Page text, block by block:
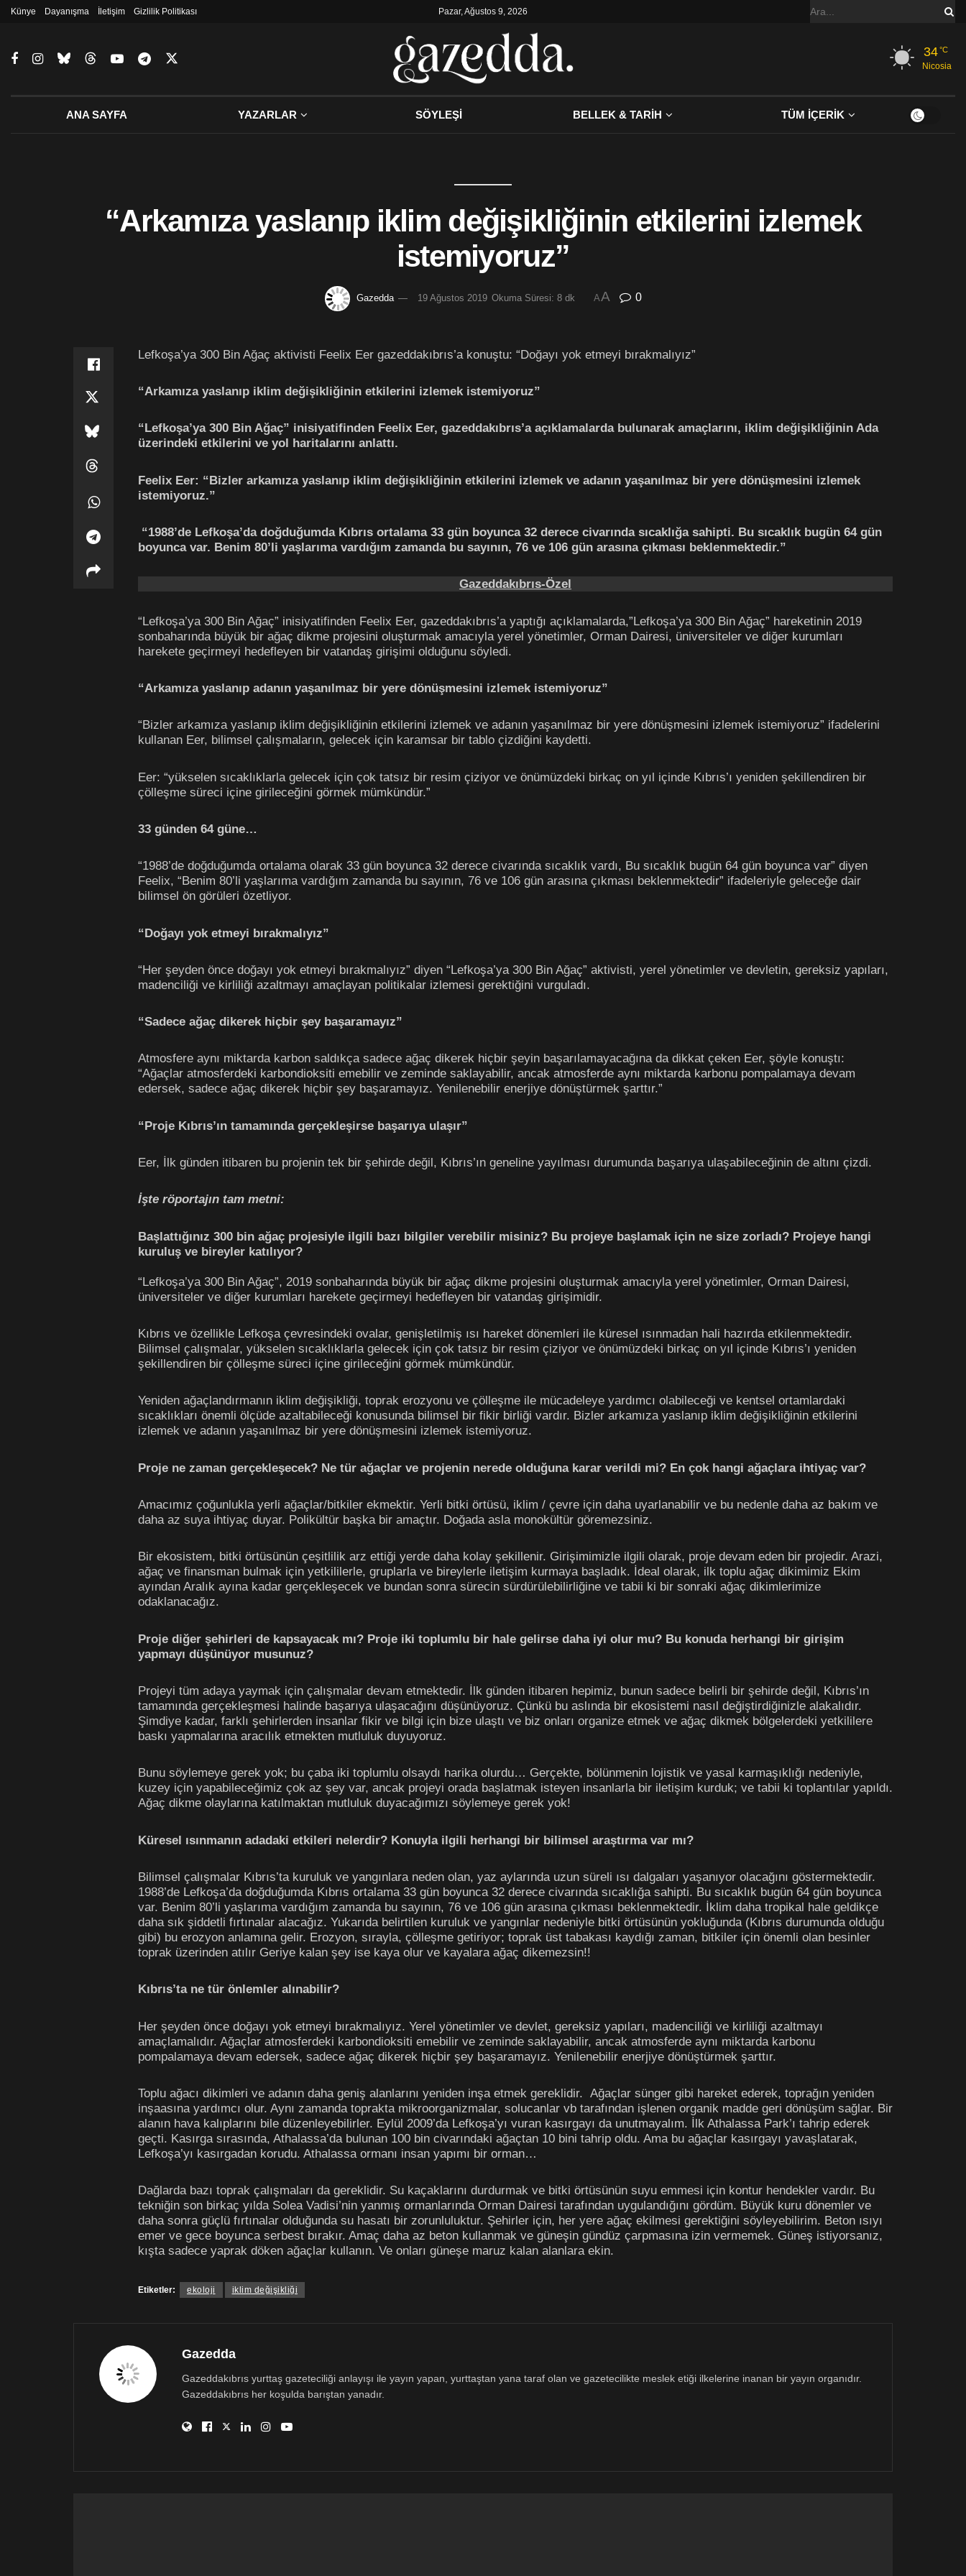
Künye Dayanışma İletişim Gizlilik Politikası Pazar, Ağustos 9, 2026
34°C
Nicosia
ANA SAYFA YAZARLAR SÖYLEŞİ BELLEK & TARİH TÜM İÇERİK
“Arkamıza yaslanıp iklim değişikliğinin etkilerini izlemek
istemiyoruz”
Gazedda 19 Ağustos 2019 Okuma Süresi: 8 dk AA 0
Lefkoşa’ya 300 Bin Ağaç aktivisti Feelix Eer gazeddakıbrıs’a konuştu: “Doğayı yok etmeyi bırakmalıyız”
“Arkamıza yaslanıp iklim değişikliğinin etkilerini izlemek istemiyoruz”
“Lefkoşa’ya 300 Bin Ağaç” inisiyatifinden Feelix Eer, gazeddakıbrıs’a açıklamalarda bulunarak amaçlarını, iklim değişikliğinin Ada
üzerindeki etkilerini ve yol haritalarını anlattı.
Feelix Eer: “Bizler arkamıza yaslanıp iklim değişikliğinin etkilerini izlemek ve adanın yaşanılmaz bir yere dönüşmesini izlemek
istemiyoruz.”
“1988’de Lefkoşa’da doğduğumda Kıbrıs ortalama 33 gün boyunca 32 derece civarında sıcaklığa sahipti. Bu sıcaklık bugün 64 gün
boyunca var. Benim 80’li yaşlarıma vardığım zamanda bu sayının, 76 ve 106 gün arasına çıkması beklenmektedir.”
Gazeddakıbrıs-Özel
“Lefkoşa’ya 300 Bin Ağaç” inisiyatifinden Feelix Eer, gazeddakıbrıs’a yaptığı açıklamalarda,”Lefkoşa’ya 300 Bin Ağaç” hareketinin 2019
sonbaharında büyük bir ağaç dikme projesini oluşturmak amacıyla yerel yönetimler, Orman Dairesi, üniversiteler ve diğer kurumları
harekete geçirmeyi hedefleyen bir vatandaş girişimi olduğunu söyledi.
“Arkamıza yaslanıp adanın yaşanılmaz bir yere dönüşmesini izlemek istemiyoruz”
“Bizler arkamıza yaslanıp iklim değişikliğinin etkilerini izlemek ve adanın yaşanılmaz bir yere dönüşmesini izlemek istemiyoruz” ifadelerini
kullanan Eer, bilimsel çalışmaların, gelecek için karamsar bir tablo çizdiğini kaydetti.
Eer: “yükselen sıcaklıklarla gelecek için çok tatsız bir resim çiziyor ve önümüzdeki birkaç on yıl içinde Kıbrıs’ı yeniden şekillendiren bir
çölleşme süreci içine girileceğini görmek mümkündür.”
33 günden 64 güne…
“1988’de doğduğumda ortalama olarak 33 gün boyunca 32 derece civarında sıcaklık vardı, Bu sıcaklık bugün 64 gün boyunca var” diyen
Feelix, “Benim 80’li yaşlarıma vardığım zamanda bu sayının, 76 ve 106 gün arasına çıkması beklenmektedir” ifadeleriyle geleceğe dair
bilimsel ön görüleri özetliyor.
“Doğayı yok etmeyi bırakmalıyız”
“Her şeyden önce doğayı yok etmeyi bırakmalıyız” diyen “Lefkoşa’ya 300 Bin Ağaç” aktivisti, yerel yönetimler ve devletin, gereksiz yapıları,
madenciliği ve kirliliği azaltmayı amaçlayan politikalar izlemesi gerektiğini vurguladı.
“Sadece ağaç dikerek hiçbir şey başaramayız”
Atmosfere aynı miktarda karbon saldıkça sadece ağaç dikerek hiçbir şeyin başarılamayacağına da dikkat çeken Eer, şöyle konuştı:
“Ağaçlar atmosferdeki karbondioksiti emebilir ve zeminde saklayabilir, ancak atmosferde aynı miktarda karbonu pompalamaya devam
edersek, sadece ağaç dikerek hiçbir şey başaramayız. Yenilenebilir enerjiye dönüştürmek şarttır.”
“Proje Kıbrıs’ın tamamında gerçekleşirse başarıya ulaşır”
Eer, İlk günden itibaren bu projenin tek bir şehirde değil, Kıbrıs’ın geneline yayılması durumunda başarıya ulaşabileceğinin de altını çizdi.
İşte röportajın tam metni:
Başlattığınız 300 bin ağaç projesiyle ilgili bazı bilgiler verebilir misiniz? Bu projeye başlamak için ne size zorladı? Projeye hangi
kuruluş ve bireyler katılıyor?
“Lefkoşa’ya 300 Bin Ağaç”, 2019 sonbaharında büyük bir ağaç dikme projesini oluşturmak amacıyla yerel yönetimler, Orman Dairesi,
üniversiteler ve diğer kurumları harekete geçirmeyi hedefleyen bir vatandaş girişimidir.
Kıbrıs ve özellikle Lefkoşa çevresindeki ovalar, genişletilmiş ısı hareket dönemleri ile küresel ısınmadan hali hazırda etkilenmektedir.
Bilimsel çalışmalar, yükselen sıcaklıklarla gelecek için çok tatsız bir resim çiziyor ve önümüzdeki birkaç on yıl içinde Kıbrıs’ı yeniden
şekillendiren bir çölleşme süreci içine girileceğini görmek mümkündür.
Yeniden ağaçlandırmanın iklim değişikliği, toprak erozyonu ve çölleşme ile mücadeleye yardımcı olabileceği ve kentsel ortamlardaki
sıcaklıkları önemli ölçüde azaltabileceği konusunda bilimsel bir fikir birliği vardır. Bizler arkamıza yaslanıp iklim değişikliğinin etkilerini
izlemek ve adanın yaşanılmaz bir yere dönüşmesini izlemek istemiyoruz.
Proje ne zaman gerçekleşecek? Ne tür ağaçlar ve projenin nerede olduğuna karar verildi mi? En çok hangi ağaçlara ihtiyaç var?
Amacımız çoğunlukla yerli ağaçlar/bitkiler ekmektir. Yerli bitki örtüsü, iklim / çevre için daha uyarlanabilir ve bu nedenle daha az bakım ve
daha az suya ihtiyaç duyar. Polikültür başka bir amaçtır. Doğada asla monokültür göremezsiniz.
Bir ekosistem, bitki örtüsünün çeşitlilik arz ettiği yerde daha kolay şekillenir. Girişimimizle ilgili olarak, proje devam eden bir projedir. Arazi,
ağaç ve finansman bulmak için yetkililerle, gruplarla ve bireylerle iletişim kurmaya başladık. İdeal olarak, ilk toplu ağaç dikimimiz Ekim
ayından Aralık ayına kadar gerçekleşecek ve bundan sonra sürecin sürdürülebilirliğine ve tabii ki bir sonraki ağaç dikimlerimize
odaklanacağız.
Proje diğer şehirleri de kapsayacak mı? Proje iki toplumlu bir hale gelirse daha iyi olur mu? Bu konuda herhangi bir girişim
yapmayı düşünüyor musunuz?
Projeyi tüm adaya yaymak için çalışmalar devam etmektedir. İlk günden itibaren hepimiz, bunun sadece belirli bir şehirde değil, Kıbrıs’ın
tamamında gerçekleşmesi halinde başarıya ulaşacağını düşünüyoruz. Çünkü bu aslında bir ekosistemi nasıl değiştirdiğinizle alakalıdır.
Şimdiye kadar, farklı şehirlerden insanlar fikir ve bilgi için bize ulaştı ve biz onları organize etmek ve ağaç dikmek bölgelerdeki yetkililere
baskı yapmalarına aracılık etmekten mutluluk duyuyoruz.
Bunu söylemeye gerek yok; bu çaba iki toplumlu olsaydı harika olurdu… Gerçekte, bölünmenin lojistik ve yasal karmaşıklığı nedeniyle,
kuzey için yapabileceğimiz çok az şey var, ancak projeyi orada başlatmak isteyen insanlarla bir iletişim kurduk; ve tabii ki toplantılar yapıldı.
Ağaç dikme olaylarına katılmaktan mutluluk duyacağımızı söylemeye gerek yok!
Küresel ısınmanın adadaki etkileri nelerdir? Konuyla ilgili herhangi bir bilimsel araştırma var mı?
Bilimsel çalışmalar Kıbrıs’ta kuruluk ve yangınlara neden olan, yaz aylarında uzun süreli ısı dalgaları yaşanıyor olacağını göstermektedir.
1988’de Lefkoşa’da doğduğumda Kıbrıs ortalama 33 gün boyunca 32 derece civarında sıcaklığa sahipti. Bu sıcaklık bugün 64 gün boyunca
var. Benim 80’li yaşlarıma vardığım zamanda bu sayının, 76 ve 106 gün arasına çıkması beklenmektedir. İklim daha tropikal hale geldikçe
daha sık şiddetli fırtınalar alacağız. Yukarıda belirtilen kuruluk ve yangınlar nedeniyle bitki örtüsünün yokluğunda (Kıbrıs durumunda olduğu
gibi) bu erozyon anlamına gelir. Erozyon, sırayla, çölleşme getiriyor; toprak üst tabakası kaydığı zaman, bitkiler için önemli olan besinler
toprak üzerinden atılır Geriye kalan şey ise kaya olur ve kayalara ağaç dikemezsin!!
Kıbrıs’ta ne tür önlemler alınabilir?
Her şeyden önce doğayı yok etmeyi bırakmalıyız. Yerel yönetimler ve devlet, gereksiz yapıları, madenciliği ve kirliliği azaltmayı
amaçlamalıdır. Ağaçlar atmosferdeki karbondioksiti emebilir ve zeminde saklayabilir, ancak atmosferde aynı miktarda karbonu
pompalamaya devam edersek, sadece ağaç dikerek hiçbir şey başaramayız. Yenilenebilir enerjiye dönüştürmek şarttır.
Toplu ağacı dikimleri ve adanın daha geniş alanlarını yeniden inşa etmek gereklidir. Ağaçlar sünger gibi hareket ederek, toprağın yeniden
inşaasına yardımcı olur. Aynı zamanda toprakta mikroorganizmalar, solucanlar vb tarafından işlenen organik madde geri dönüşüm sağlar. Bir
alanın hava kalıplarını bile düzenleyebilirler. Eylül 2009’da Lefkoşa’yı vuran kasırgayı da unutmayalım. İlk Athalassa Park’ı tahrip ederek
geçti. Kasırga sırasında, Athalassa’da bulunan 100 bin civarındaki ağaçtan 10 bini tahrip oldu. Ama bu ağaçlar kasırgayı yavaşlatarak,
Lefkoşa’yı kasırgadan korudu. Athalassa ormanı insan yapımı bir orman…
Dağlarda bazı toprak çalışmaları da gereklidir. Su kaçaklarını durdurmak ve bitki örtüsünün suyu emmesi için kontur hendekler vardır. Bu
tekniğin son birkaç yılda Solea Vadisi’nin yanmış ormanlarında Orman Dairesi tarafından uygulandığını gördüm. Büyük kuru dönemler ve
daha sonra güçlü fırtınalar olduğunda su hasatı bir zorunluluktur. Şehirler için, her yere ağaç ekilmesi gerektiğini söyleyebilirim. Beton ısıyı
emer ve gece boyunca serbest bırakır. Amaç daha az beton kullanmak ve güneşin gündüz çarpmasına izin vermemek. Güneş istiyorsanız,
kışta sadece yaprak döken ağaçlar kullanın. Ve onları güneşe maruz kalan alanlara ekin.
Etiketler: ekoloji iklim değişikliği
Gazedda
Gazeddakıbrıs yurttaş gazeteciliği anlayışı ile yayın yapan, yurttaştan yana taraf olan ve gazetecilikte meslek etiği ilkelerine inanan bir yayın organıdır.
Gazeddakıbrıs her koşulda barıştan yanadır.